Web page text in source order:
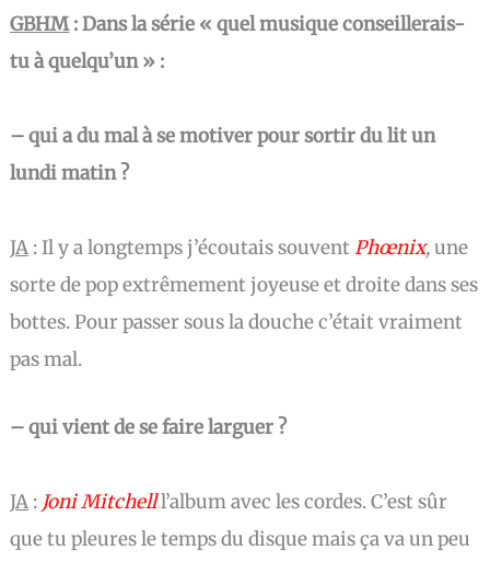
GBHM: Dans la série « quel musique conseillerais-
tu à quelqu’un » :
– qui a du mal à se motiver pour sortir du lit un
lundi matin ?
JA :Il y a longtemps j’écoutais souventPhœnix,une
sorte de pop extrêmement joyeuse et droite dans ses
bottes. Pour passer sous la douche c’était vraiment
pas mal.
– qui vient de se faire larguer ?
JA : Joni Mitchelll’album avec les cordes. C’est sûr
que tu pleures le temps du disque mais ça va un peu